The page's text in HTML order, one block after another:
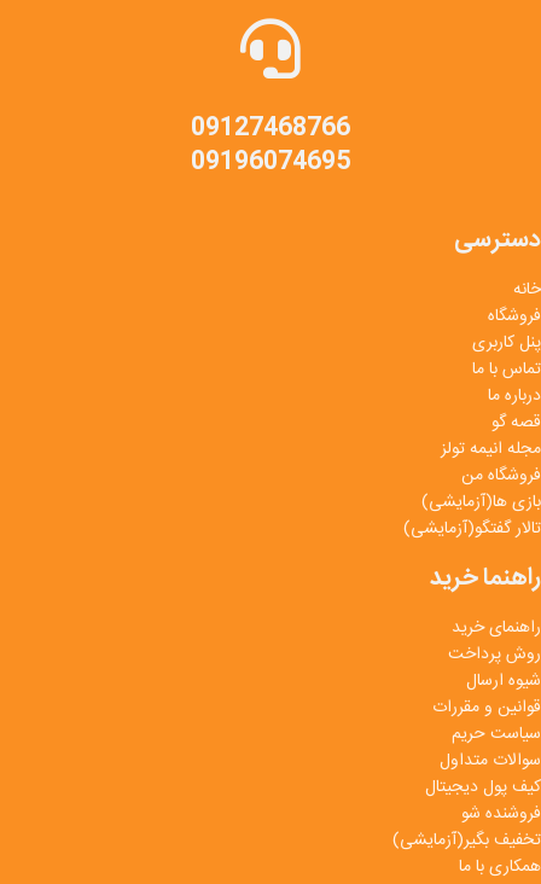
09127468766
09196074695
دسترسی
خانه
فروشگاه
پنل کاربری
تماس با ما
درباره ما
قصه گو
مجله انیمه تولز
فروشگاه من
بازی ها(آزمایشی)
تالار گفتگو(آزمایشی)
راهنما خرید
راهنمای خرید
روش پرداخت
شیوه ارسال
قوانین و مقررات
سیاست حریم
سوالات متداول
کیف پول دیجیتال
فروشنده شو
تخفیف بگیر(آزمایشی)
همکاری با ما